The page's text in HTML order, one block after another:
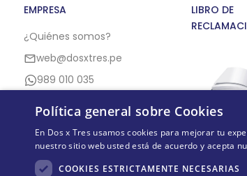
EMPRESA
¿Quiénes somos?
web@dosxtres.pe
989 010 035
LIBRO DE
Política general sobre Cookies
En Dos x Tres usamos cookies para mejorar tu
nuestro sitio web usted está de acuerdo y acepta
COOKIES ESTRICTAMENTE NECESARIAS